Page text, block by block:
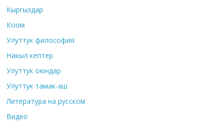
Кыргыздар
Коом
Улуттук философия
Накыл кептер
Улуттук оюндар
Улуттук тамак-аш
Литература на русском
Видео